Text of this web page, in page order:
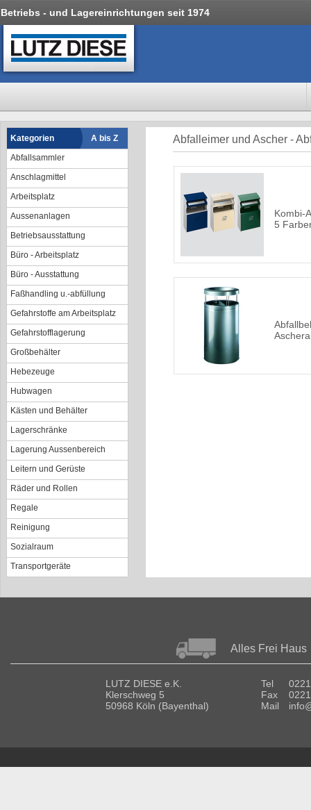
Betriebs - und Lagereinrichtungen seit 1974
Kategorien
A bis Z
Abfallsammler
Anschlagmittel
Arbeitsplatz
Aussenanlagen
Betriebsausstattung
Büro - Arbeitsplatz
Büro - Ausstattung
Faßhandling u.-abfüllung
Gefahrstoffe am Arbeitsplatz
Gefahrstofflagerung
Großbehälter
Hebezeuge
Hubwagen
Kästen und Behälter
Lagerschränke
Lagerung Aussenbereich
Leitern und Gerüste
Räder und Rollen
Regale
Reinigung
Sozialraum
Transportgeräte
Abfalleimer und Ascher -
Kombi-
5
Alles Frei Haus
LUTZ DIESE e.K.
Klerschweg 5
50968 Köln (Bayenthal)
Tel
Fax
Mail